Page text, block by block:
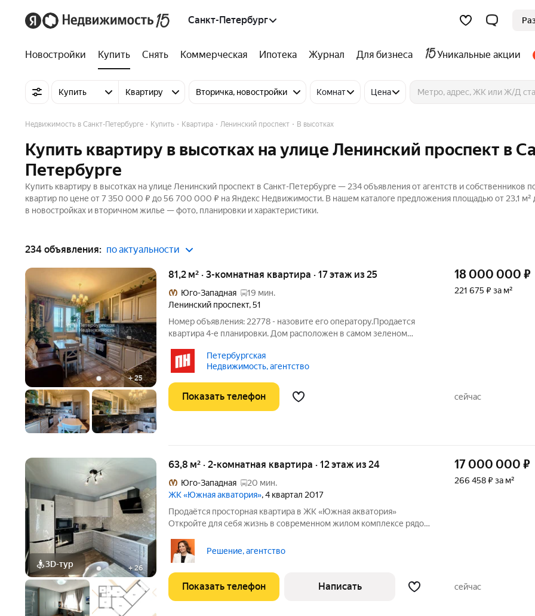
Санкт-Петербург
Новостройки Купить Снять Коммерческая Ипотека Журнал Для бизнеса Уникальные акции
Купить Квартиру Вторичка, новостройки Комнат Цена
Недвижимость в Санкт-Петербурге Купить Квартира Ленинский проспект В высотках
Купить квартиру в высотках на улице Ленинский проспект в
Петербурге
Купить квартиру в высотках на улице Ленинский проспект в Санкт-Петербурге — 234 объявления от агентств и собственников
квартир по цене от 7 350 000 ₽ до 56 700 000 ₽ на Яндекс Недвижимости. В нашем каталоге предложения площадью от 23,1 м²
в новостройках и вторичном жилье — фото, планировки и характеристики.
234 объявления: по актуальности
+25
81,2 м² · 3-комнатная квартира · 17 этаж из 25
Юго-Западная
19 мин.
Ленинский проспект,51
Номер объявления: 22778 - назовите его оператору.Продается
квартира 4-е планировки. Дом расположен в самом зеленом
неподалёку парк Новознаменка . В пешей доступности от дома
Финский залив с
Петербургская
Недвижимость, агентство
18 000 000 ₽
221 675 ₽ за м²
Показать телефон сейчас
3D-тур +26
63,8 м² · 2-комнатная квартира · 12 этаж из 24
Юго-Западная
20 мин.
ЖК «Южная акватория», 4 квартал 2017
Продаётся просторная квартира в ЖК «Южная акватория»
Откройте для себя жизнь в современном жилом комплексе рядом
дом 2017 года постройки от надёжного застройщика "ЛСР"
-Закрытая территория
Решение, агентство
17 000 000 ₽
266 458 ₽ за м²
Показать телефон Написать сейчас